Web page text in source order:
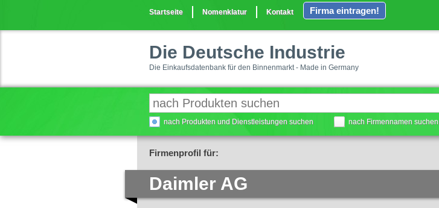
Startseite Nomenklatur Kontakt Firma eintragen!
Die Deutsche Industrie
Die Einkaufsdatenbank für den Binnenmarkt - Made in Germany
nach Produkten und Dienstleistungen suchen nach Firmennamen suchen
Firmenprofil für:
Daimler AG